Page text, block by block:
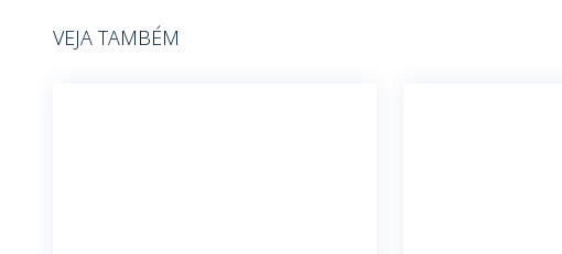
VEJA TAMBÉM